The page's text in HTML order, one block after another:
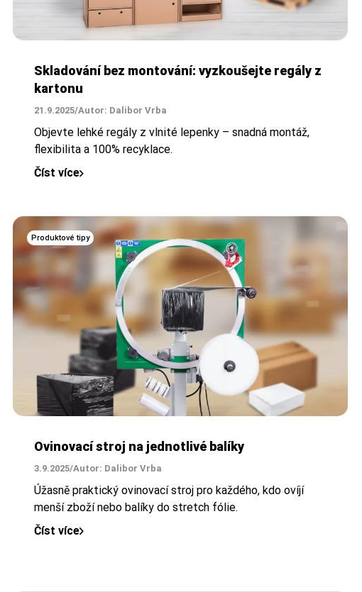
Skladování bez montování: vyzkoušejte regály z
kartonu
21.9.2025/Autor: Dalibor Vrba
Objevte lehké regály z vlnité lepenky – snadná montáž,
flexibilita a 100% recyklace.
Číst více
Produktové tipy
Ovinovací stroj na jednotlivé balíky
3.9.2025/Autor: Dalibor Vrba
Úžasně praktický ovinovací stroj pro každého, kdo ovíjí
menší zboží nebo balíky do stretch fólie.
Číst více